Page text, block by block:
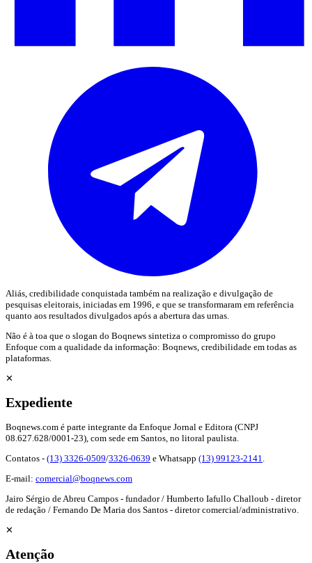
Aliás, credibilidade conquistada também na realização e divulgação de
pesquisas eleitorais, iniciadas em 1996, e que se transformaram em referência
quanto aos resultados divulgados após a abertura das urnas.
Não é à toa que o slogan do Boqnews sintetiza o compromisso do grupo
Enfoque com a qualidade da informação: Boqnews, credibilidade em todas as
plataformas.
✕
Expediente
Boqnews.com é parte integrante da Enfoque Jornal e Editora (CNPJ
08.627.628/0001-23), com sede em Santos, no litoral paulista.
Contatos - (13) 3326-0509/3326-0639 e Whatsapp (13) 99123-2141.
E-mail: comercial@boqnews.com
Jairo Sérgio de Abreu Campos - fundador / Humberto Iafullo Challoub - diretor
de redação / Fernando De Maria dos Santos - diretor comercial/administrativo.
✕
Atenção